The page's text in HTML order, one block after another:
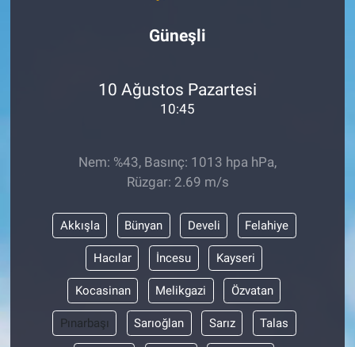
Güneşli
10 Ağustos Pazartesi
10:45
Nem: %43, Basınç: 1013 hpa hPa,
Rüzgar: 2.69 m/s
Akkışla Bünyan Develi Felahiye
Hacılar İncesu Kayseri
Kocasinan Melikgazi Özvatan
Pınarbaşı Sarıoğlan Sarız Talas